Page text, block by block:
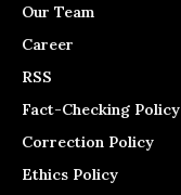
Our Team
Career
RSS
Fact-Checking Policy
Correction Policy
Ethics Policy